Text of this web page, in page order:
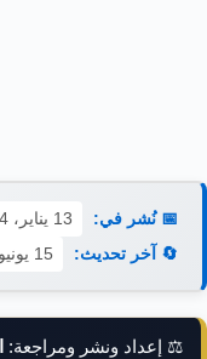
📅 نُشر في:
13 يناير، 2024
🔄 آخر تحديث:
15 يونيو، 2026
⚖️ إعداد ونشر ومراجعة: